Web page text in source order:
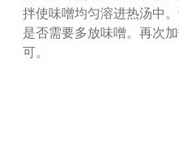
拌使味噌均匀溶进热汤中
是否需要多放味噌。再次
可。